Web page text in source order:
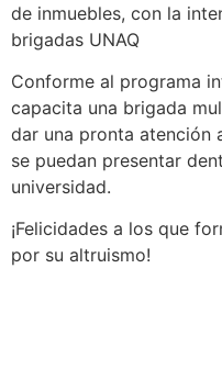
de inmuebles, con la
brigadas UNAQ
Conforme al programa
capacita una brigada
dar una pronta atención
se puedan presentar
universidad.
¡Felicidades a los que
por su altruismo!